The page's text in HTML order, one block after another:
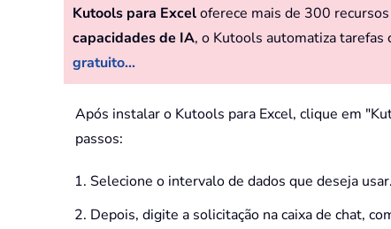
Kutools para Exceloferece mais de 300
capacidades de IA, o Kutools automatiza tarefas
gratuito...
Após instalar o Kutools para Excel, clique em
passos:
Selecione o intervalo de dados que deseja usar.
Depois, digite a solicitação na caixa de chat,